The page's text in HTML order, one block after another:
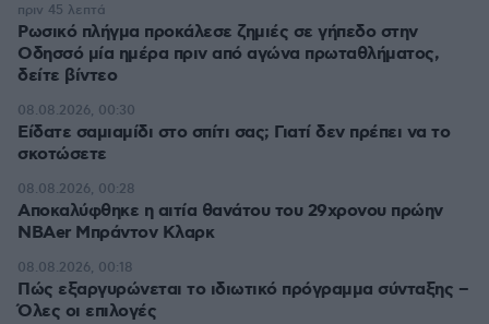
Ρωσικό πλήγμα προκάλεσε ζημιές σε γήπεδο στην
Οδησσό μία ημέρα πριν από αγώνα πρωταθλήματος,
δείτε βίντεο
πριν 45 λεπτά
Είδατε σαμιαμίδι στο σπίτι σας; Γιατί δεν πρέπει να το
σκοτώσετε
08.08.2026, 00:30
Αποκαλύφθηκε η αιτία θανάτου του 29χρονου πρώην
NBAer Μπράντον Κλαρκ
08.08.2026, 00:28
Πώς εξαργυρώνεται το ιδιωτικό πρόγραμμα σύνταξης –
Όλες οι επιλογές
08.08.2026, 00:18